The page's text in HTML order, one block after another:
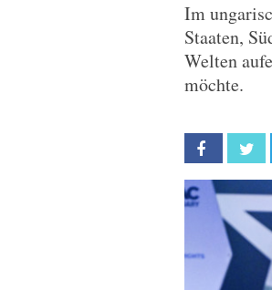
Im
Staaten,
Welten
möchte.
Facebook